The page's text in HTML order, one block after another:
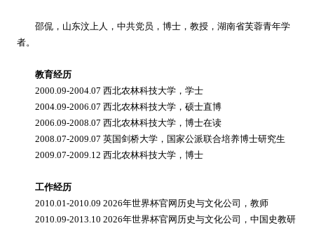
邵侃，山东汶上人，中共党员，博士，教授，湖南省芙蓉青年学
者。
教育经历
2000.09-2004.07 西北农林科技大学，学士
2004.09-2006.07 西北农林科技大学，硕士直博
2006.09-2008.07 西北农林科技大学，博士在读
2008.07-2009.07 英国剑桥大学，国家公派联合培养博士研究生
2009.07-2009.12 西北农林科技大学，博士
工作经历
2010.01-2010.09 2026年世界杯官网历史与文化公司，教师
2010.09-2013.10 2026年世界杯官网历史与文化公司，中国史教研